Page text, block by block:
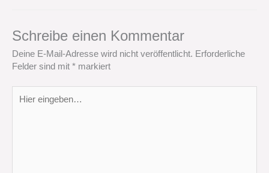
Schreibe einen Kommentar
Deine E-Mail-Adresse wird nicht veröffentlicht. Erforderliche
Felder sind mit * markiert
eingeben…